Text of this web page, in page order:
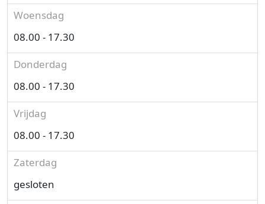
Woensdag
08.00 - 17.30
Donderdag
08.00 - 17.30
Vrijdag
08.00 - 17.30
Zaterdag
gesloten